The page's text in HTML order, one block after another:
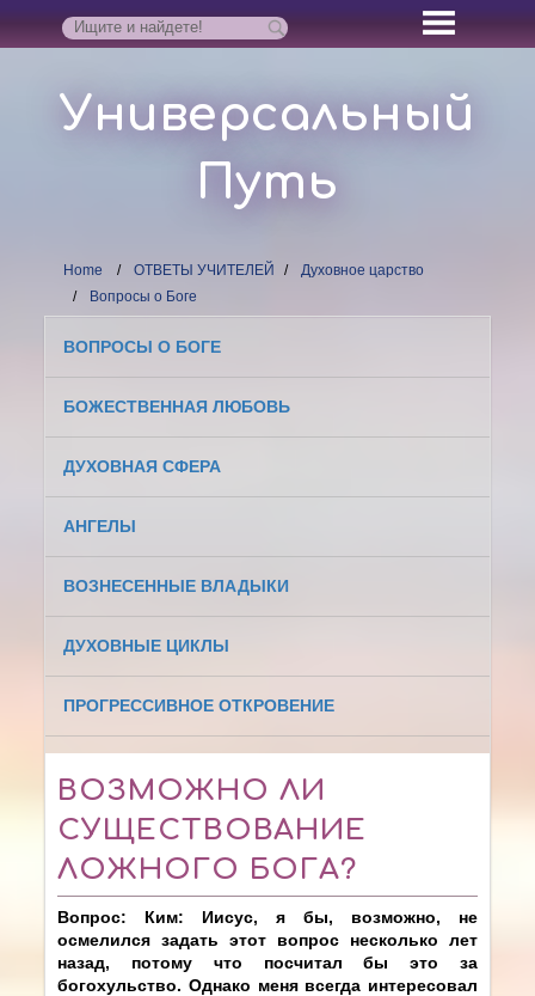
Универсальный
Путь
Home ОТВЕТЫ УЧИТЕЛЕЙ
Духовное царство
Вопросы о Боге
ВОПРОСЫ О БОГЕ
БОЖЕСТВЕННАЯ ЛЮБОВЬ
ДУХОВНАЯ СФЕРА
АНГЕЛЫ
ВОЗНЕСЕННЫЕ ВЛАДЫКИ
ДУХОВНЫЕ ЦИКЛЫ
ПРОГРЕССИВНОЕ ОТКРОВЕНИЕ
ВОЗМОЖНО ЛИ
СУЩЕСТВОВАНИЕ
ЛОЖНОГО БОГА?
Вопрос: Ким: Иисус, я бы, возможно, не
осмелился задать этот вопрос несколько лет
назад, потому что посчитал бы это за
богохульство. Однако меня всегда интересовал